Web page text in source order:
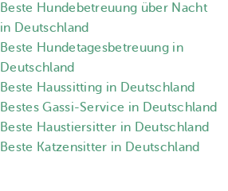
Beste Hundebetreuung über Nacht
in Deutschland
Beste Hundetagesbetreuung in
Deutschland
Beste Haussitting in Deutschland
Bestes Gassi-Service in Deutschland
Beste Haustiersitter in Deutschland
Beste Katzensitter in Deutschland